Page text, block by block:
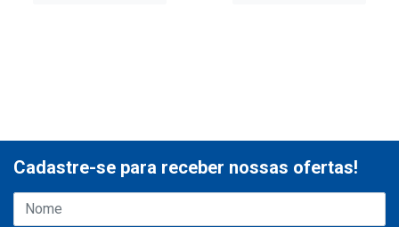
Cadastre-se para receber nossas ofertas!